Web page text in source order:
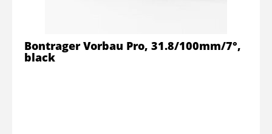
Bontrager Vorbau Pro, 31.8/100mm/7°,
black